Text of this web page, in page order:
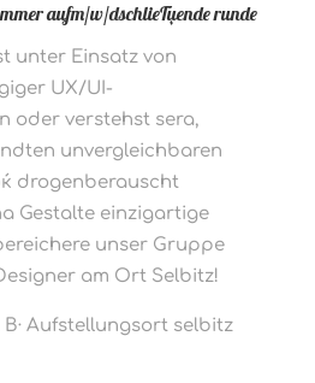
aufm/w/dschlieГџende runde
unter Einsatz von
UX/UI-
oder verstehst sera,
unvergleichbaren
drogenberauscht
Gestalte einzigartige
unser Gruppe
am Ort Selbitz!
Aufstellungsort selbitz